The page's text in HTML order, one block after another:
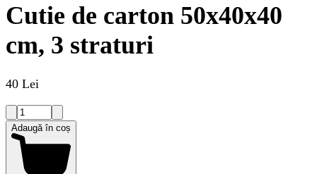
Cutie de carton 50x40x40
cm, 3 straturi
40 Lei
Adaugă în coș